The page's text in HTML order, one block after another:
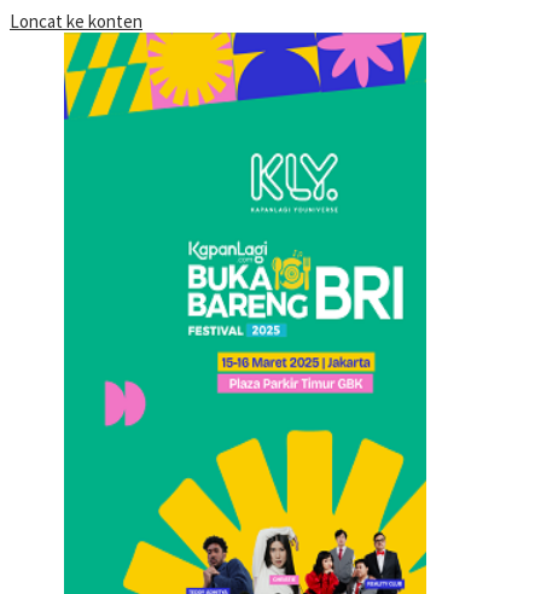
Loncat ke konten